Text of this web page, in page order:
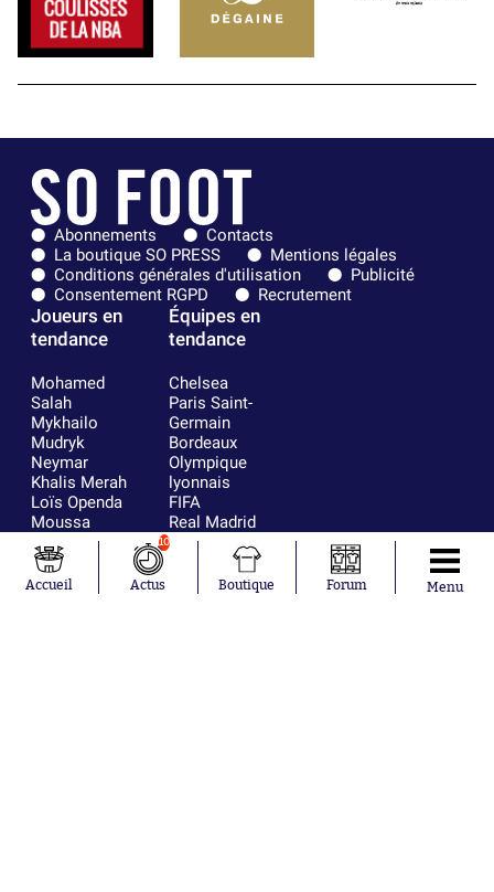
Abonnements
Contacts
La boutique SO PRESS
Mentions légales
Conditions générales d'utilisation
Publicité
Consentement RGPD
Recrutement
Joueurs en
tendance
Mohamed
Salah
Mykhailo
Mudryk
Neymar
Khalis Merah
Loïs Openda
Moussa
Niakhaté
Nicolás
Tagliafico
Équipes en
tendance
Chelsea
Paris Saint-
Germain
Bordeaux
Olympique
lyonnais
FIFA
Real Madrid
RC Strasbourg
AC Milan
Accueil
10
Actus Boutique Forum Menu